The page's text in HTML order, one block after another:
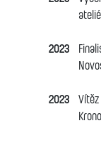
2023
2023